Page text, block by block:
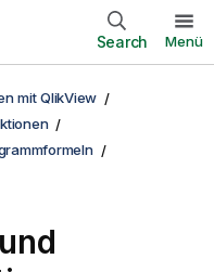
Search Menü
mit QlikView